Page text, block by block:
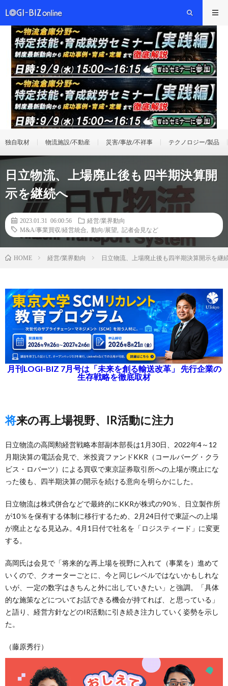
独自取材 物流施設/不動産 災害/事故/不祥事 テクノロジー/製品
日立物流、上場廃止後も四半期決算開
示を継続へ
2023.01.31 06:00:56
経営/業界動向
M&A/事業買収/経営統合
動向/展望 記者会見など
HOME 経営/業界動向 日立物流、上場廃止後も四半期決算開示を継
月刊LOGI-BIZ 7月号は「未来を創る輸送改革」 先行企業の
生存戦略を徹底取材
将来の再上場視野、IR活動に注力
日立物流の高岡勲経営戦略本部副本部長は1月30日、2022年4～12
月期決算の電話会見で、米投資ファンドKKR（コールバーグ・クラ
ビス・ロバーツ）による買収で東京証券取引所への上場が廃止にな
った後も、四半期決算の開示を続ける意向を明らかにした。
日立物流は株式併合などで最終的にKKRが株式の90％、日立製作所
が10％を保有する体制に移行するため、2月24日付で東証への上場
が廃止となる見込み。4月1日付で社名を「ロジスティード」に変更
する。
高岡氏は会見で「将来的な再上場を視野に入れて（事業を）進めて
いくので、クオーターごとに、今と同じレベルではないかもしれな
いが、一定の数字はきちんと外に出していきたい」と強調。「具体
的な施策などについてお話できる機会が持てれば、と思っている」
と語り、経営方針などのIR活動に引き続き注力していく姿勢を示し
た。
（藤原秀行）